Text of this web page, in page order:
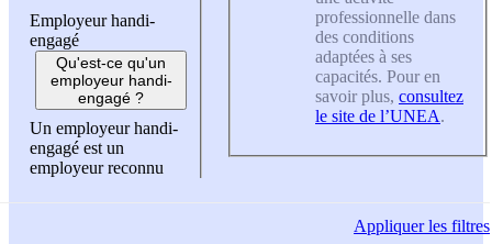
Employeur handi-
engagé
Qu'est-ce qu'un
employeur handi-
engagé ?
Un employeur handi-
engagé est un
employeur reconnu
professionnelle dans
des conditions
adaptées à ses
capacités. Pour en
savoir plus, consultez
le site de l’UNEA.
Appliquerles filtres